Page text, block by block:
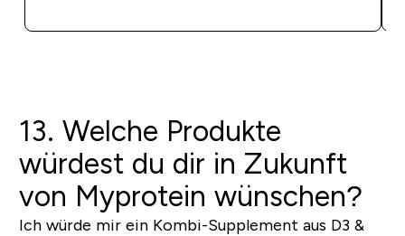
13. Welche Produkte
würdest du dir in Zukunft
von Myprotein wünschen?
Ich würde mir ein Kombi-Supplement aus D3 &